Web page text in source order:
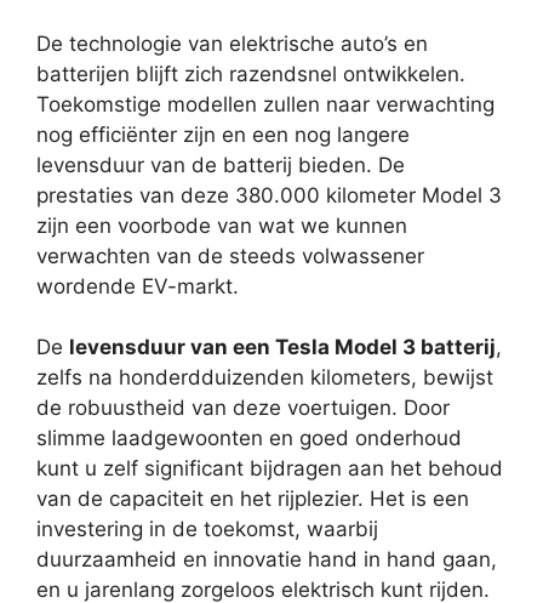
De technologie van elektrische auto’s en
batterijen blijft zich razendsnel ontwikkelen.
Toekomstige modellen zullen naar verwachting
nog efficiënter zijn en een nog langere
levensduur van de batterij bieden. De
prestaties van deze 380.000 kilometer Model 3
zijn een voorbode van wat we kunnen
verwachten van de steeds volwassener
wordende EV-markt.
De levensduur van een Tesla Model 3 batterij,
zelfs na honderdduizenden kilometers, bewijst
de robuustheid van deze voertuigen. Door
slimme laadgewoonten en goed onderhoud
kunt u zelf significant bijdragen aan het behoud
van de capaciteit en het rijplezier. Het is een
investering in de toekomst, waarbij
duurzaamheid en innovatie hand in hand gaan,
en u jarenlang zorgeloos elektrisch kunt rijden.